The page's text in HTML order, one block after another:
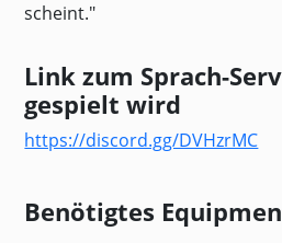
scheint."
Link zum Sprach-
gespielt wird
https://discord.gg/DVHzrMC
Benötigtes